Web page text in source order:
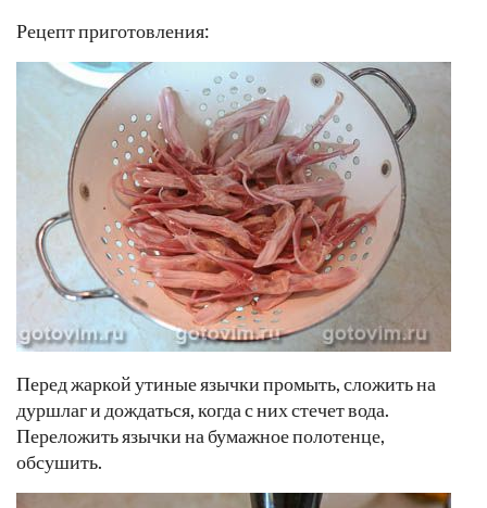
Рецепт приготовления:
Перед жаркой утиные язычки промыть, сложить на
дуршлаг и дождаться, когда с них стечет вода.
Переложить язычки на бумажное полотенце,
обсушить.